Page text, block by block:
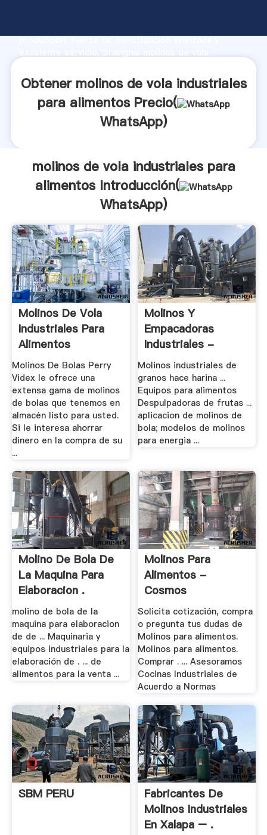
producción, fuerza de investigación avanzada y
aporta valores a todos los clientes.
Obtener molinos de vola industriales
para alimentos Precio(
WhatsApp)
molinos de vola industriales para
alimentos Introducción(
WhatsApp)
Molinos De Vola
Industriales Para
Alimentos
Molinos De Bolas Perry
Videx le ofrece una
extensa gama de molinos
de bolas que tenemos en
almacén listo para usted.
Si le interesa ahorrar
dinero en la compra de su
...
Molinos Y
Empacadoras
Industriales -
Bertkelly
Molinos industriales de
granos hace harina ...
Equipos para alimentos
Despulpadoras de frutas ...
aplicacion de molinos de
bola; modelos de molinos
para energia ...
Molino De Bola De
La Maquina Para
Elaboracion .
molino de bola de la
maquina para elaboracion
de de ... Maquinaria y
equipos industriales para la
elaboración de . ... de
alimentos para la venta ...
Molinos Para
Alimentos -
Cosmos
Solicita cotización, compra
o pregunta tus dudas de
Molinos para alimentos.
Molinos para alimentos.
Comprar . ... Asesoramos
Cocinas Industriales de
Acuerdo a Normas
SBM PERU
Fabricantes De
Molinos Industriales
En Xalapa – .